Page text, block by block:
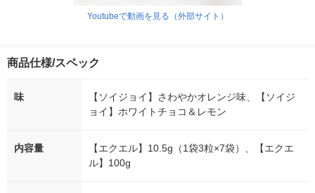
Youtubeで動画を見る（外部サイト）
商品仕様/スペック
味
【ソイジョイ】さわやかオレンジ味、【ソイジ
ョイ】ホワイトチョコ＆レモン
内容量
【エクエル】10.5g（1袋3粒×7袋）、【エクエ
ル】100g